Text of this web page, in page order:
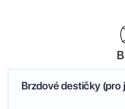
Brzdové destičky